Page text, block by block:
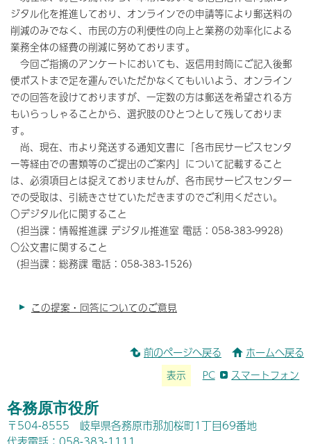
ジタル化を推進しており、オンラインでの申請等により郵送料の
削減のみでなく、市民の方の利便性の向上と業務の効率化による
業務全体の経費の削減に努めております。
今回ご指摘のアンケートにおいても、返信用封筒にご記入後郵
便ポストまで足を運んでいただかなくてもいいよう、オンライン
での回答を設けておりますが、一定数の方は郵送を希望される方
もいらっしゃることから、選択肢のひとつとして残しておりま
す。
尚、現在、市より発送する通知文書に「各市民サービスセンタ
ー等経由での書類等のご提出のご案内」について記載すること
は、必須項目とは捉えておりませんが、各市民サービスセンター
での受取は、引続きさせていただきますのでご利用ください。
〇デジタル化に関すること
（担当課：情報推進課 デジタル推進室 電話：058-383-9928）
〇公文書に関すること
（担当課：総務課 電話：058-383-1526）
この提案・回答についてのご意見
前のページへ戻る ホームへ戻る
表示 PC スマートフォン
各務原市役所
〒504-8555 岐阜県各務原市那加桜町1丁目69番地
代表電話：058-383-1111